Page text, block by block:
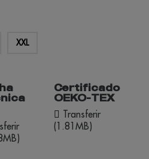
XXL
Certificado
OEKO-TEX
Transferir
(1.81MB)